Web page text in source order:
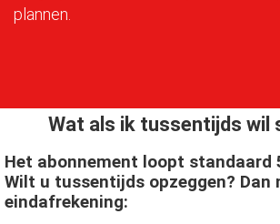
plannen.
Wat als ik tussentijds wil
Het abonnement loopt standaard
Wilt u tussentijds opzeggen? Dan
eindafrekening: